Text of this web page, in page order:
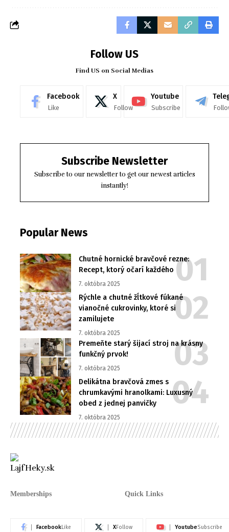
Follow US
Find US on Social Medias
Facebook
Like
X
Follow
Youtube
Subscribe
Subscribe Newsletter
Subscribe to our newsletter to get our newest articles
instantly!
Popular News
Chutné hornické bravčové rezne:
Recept, ktorý očarí každého
7. októbra 2025
Rýchle a chutné žĺtkové fúkané
vianočné cukrovinky, ktoré si
zamilujete
7. októbra 2025
Premeňte starý šijací stroj na krásny
funkčný prvok!
7. októbra 2025
Delikátna bravčová zmes s
chrumkavými hranolkami: Luxusný
obed z jednej panvičky
7. októbra 2025
Memberships Quick Links
FacebookLike XFollow YoutubeSubscribe